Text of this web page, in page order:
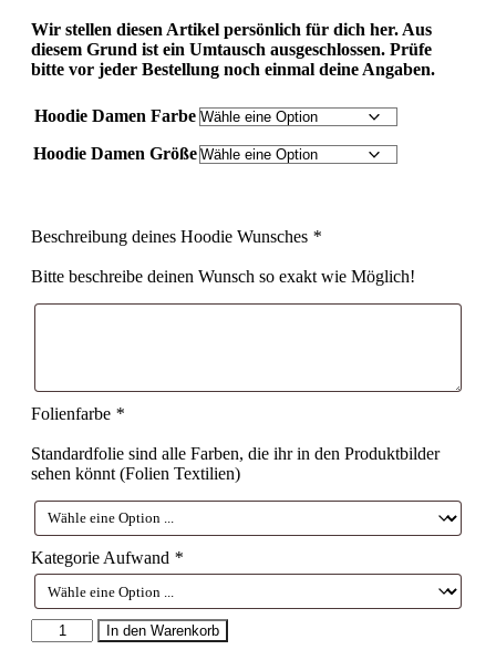
Wir stellen diesen Artikel persönlich für dich her. Aus
diesem Grund ist ein Umtausch ausgeschlossen. Prüfe
bitte vor jeder Bestellung noch einmal deine Angaben.
Hoodie Damen Farbe
Hoodie Damen Größe
Beschreibung deines Hoodie Wunsches *
Bitte beschreibe deinen Wunsch so exakt wie Möglich!
Folienfarbe *
Standardfolie sind alle Farben, die ihr in den Produktbilder
sehen könnt (Folien Textilien)
Kategorie Aufwand *
Hoodie
Damen
In den Warenkorb